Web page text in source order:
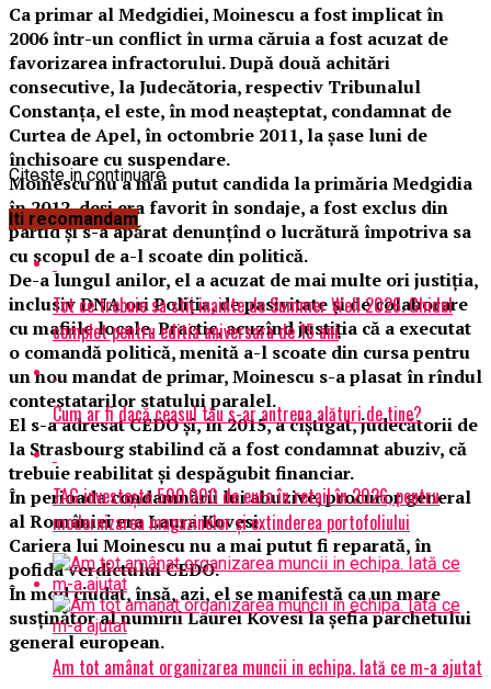
Ca primar al Medgidiei, Moinescu a fost implicat în
2006 într-un conflict în urma căruia a fost acuzat de
favorizarea infractorului. După două achitări
consecutive, la Judecătoria, respectiv Tribunalul
Constanța, el este, în mod neașteptat, condamnat de
Curtea de Apel, în octombrie 2011, la șase luni de
închisoare cu suspendare.
Moinescu nu a mai putut candida la primăria Medgidia
în 2012, deși era favorit în sondaje, a fost exclus din
partid și s-a apărat denunțînd o lucrătură împotriva sa
cu scopul de a-l scoate din politică.
De-a lungul anilor, el a acuzat de mai multe ori justiția,
inclusiv DNA ori Poliția, de pasivitate și de colaborare
cu mafiile locale. Practic, acuzînd justiția că a executat
o comandă politică, menită a-l scoate din cursa pentru
un nou mandat de primar, Moinescu s-a plasat în rîndul
contestatarilor statului paralel.
El s-a adresat CEDO și, în 2015, a cîștigat, judecătorii de
la Strasbourg stabilind că a fost condamnat abuziv, că
trebuie reabilitat și despăgubit financiar.
În perioada condamnării lui abuzive, procuror general
al României era Laura Kovesi.
Cariera lui Moinescu nu a mai putut fi reparată, în
pofida verdictului CEDO.
În mod ciudat, însă, azi, el se manifestă ca un mare
susținător al numirii Laurei Kovesi la șefia parchetului
general european.
Citeste in continuare
Iti recomandam
Tot ce trebuie sa stii inainte de Summer Well 2026. Ghidul
complet pentru editia aniversara de 15 ani
Cum ar fi dacă ceasul tău s-ar antrena alături de tine?
TAG investește 500.000 de euro în retail în 2026, pentru
modernizarea magazinelor și extinderea portofoliului
Am tot amânat organizarea muncii in echipa. Iată ce m-a ajutat